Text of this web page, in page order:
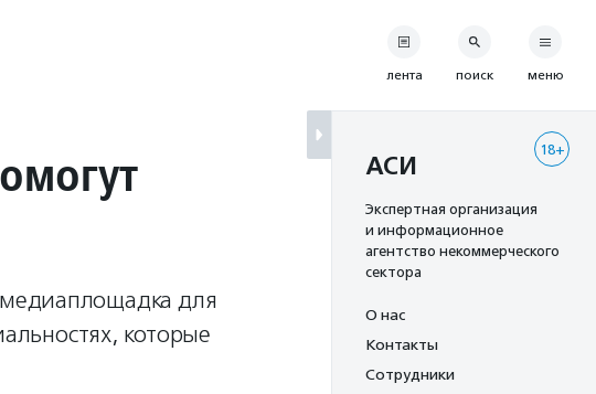
медиаплощадка для
которые
лента поиск меню
18+
АСИ
Экспертная организация
и информационное
агентство некоммерческого
сектора
О нас
Контакты
Сотрудники